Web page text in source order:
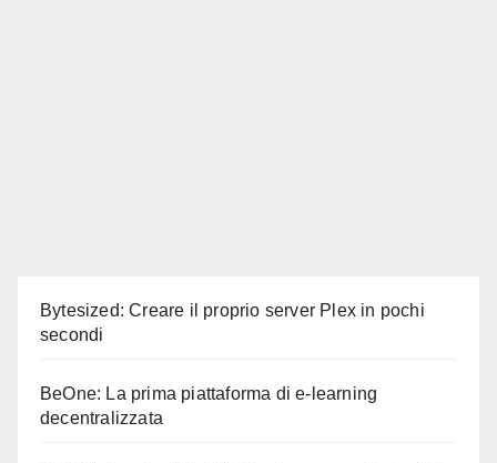
Bytesized: Creare il proprio server Plex in pochi
secondi
BeOne: La prima piattaforma di e-learning
decentralizzata